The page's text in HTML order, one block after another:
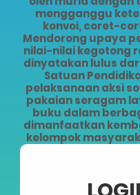
mengganggu
konvoi, coret-
Mendorong upaya
nilai-nilai kegotong
dinyatakan lulus
Satuan
pelaksanaan aksi
pakaian seragam
buku dalam
dimanfaatkan
kelompok